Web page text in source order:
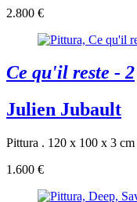
2.800 €
Ce qu'il reste - 2
Julien Jubault
Pittura . 120 x 100 x 3 cm
1.600 €